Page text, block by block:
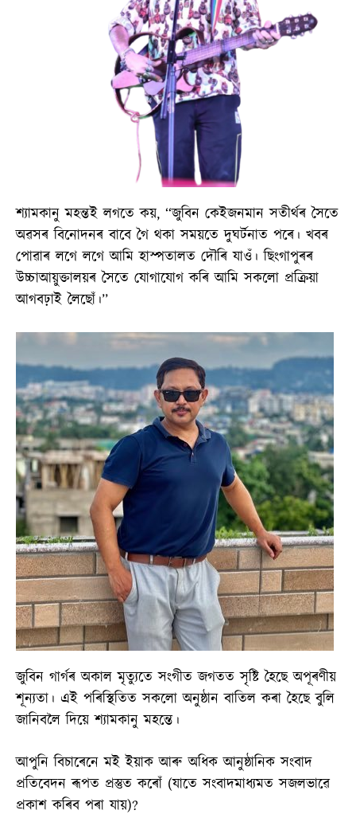
শ্যামকানু মহন্তই লগতে কয়, ‘‘জুবিন কেইজনমান সতীৰ্থৰ সৈতে
অৱসৰ বিনোদনৰ বাবে গৈ থকা সময়তে দুঘৰ্টনাত পৰে। খবৰ
পোৱাৰ লগে লগে আমি হাস্পতালত দৌৰি যাওঁ। ছিংগাপুৰৰ
উচ্চাআয়ুক্তালয়ৰ সৈতে যোগাযোগ কৰি আমি সকলো প্ৰক্ৰিয়া
আগবঢ়াই লৈছোঁ।’’
জুবিন গাৰ্গৰ অকাল মৃত্যুতে সংগীত জগতত সৃষ্টি হৈছে অপূৰণীয়
শূন্যতা। এই পৰিস্থিতিত সকলো অনুষ্ঠান বাতিল কৰা হৈছে বুলি
জানিবলৈ দিয়ে শ্যামকানু মহন্তে।
আপুনি বিচাৰেনে মই ইয়াক আৰু অধিক আনুষ্ঠানিক সংবাদ
প্ৰতিবেদন ৰূপত প্ৰস্তুত কৰোঁ (যাতে সংবাদমাধ্যমত সজলভাৱে
প্ৰকাশ কৰিব পৰা যায়)?